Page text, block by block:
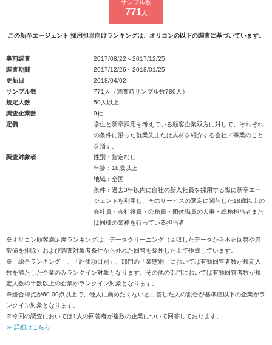
サンプル数
771人
この新卒エージェント 採用担当向けランキングは、オリコンの以下の調査に基づいています。
事前調査
2017/08/22～2017/12/25
調査期間
2017/12/26～2018/01/25
更新日
2018/04/02
サンプル数
771人（調査時サンプル数780人）
規定人数
50人以上
調査企業数
9社
定義
学生と新卒採用を考えている顧客企業双方に対して、それぞれ
の条件に沿った就業先または人材を紹介する会社／事業のこと
を指す。
調査対象者
性別：指定なし
年齢：18歳以上
地域：全国
条件：過去3年以内に自社の新入社員を採用する際に新卒エー
ジェントを利用し、そのサービスの選定に関与した18歳以上の
会社員・会社役員・公務員・団体職員の人事・総務担当者また
は同様の業務を行っている担当者
※オリコン顧客満足度ランキングは、データクリーニング（回収したデータから不正回答や異
常値を排除）および調査対象者条件から外れた回答を除外した上で作成しています。
※「総合ランキング」、「評価項目別」、部門の「業態別」においては有効回答者数が規定人
数を満たした企業のみランクイン対象となります。その他の部門においては有効回答者数が規
定人数の半数以上の企業がランクイン対象となります。
※総合得点が60.00点以上で、他人に薦めたくないと回答した人の割合が基準値以下の企業がラ
ンクイン対象となります。
※今回の調査においては1人の回答者が複数の企業について回答しております。
≫ 詳細はこちら